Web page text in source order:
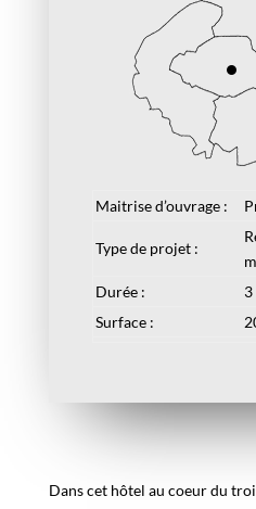
Maitrise d’ouvrage :
Type de projet :
Durée :
Surface :
Dans cet hôtel au coeur du